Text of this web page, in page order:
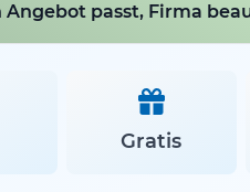
Angebot passt, Firma
Gratis